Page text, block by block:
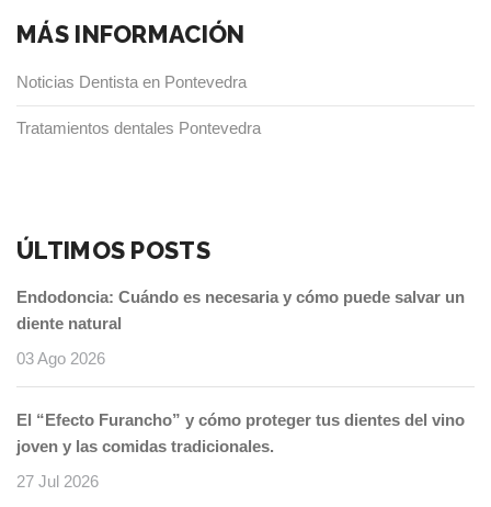
MÁS INFORMACIÓN
Noticias Dentista en Pontevedra
Tratamientos dentales Pontevedra
ÚLTIMOS POSTS
Endodoncia: Cuándo es necesaria y cómo puede salvar un
diente natural
03 Ago 2026
El “Efecto Furancho” y cómo proteger tus dientes del vino
joven y las comidas tradicionales.
27 Jul 2026